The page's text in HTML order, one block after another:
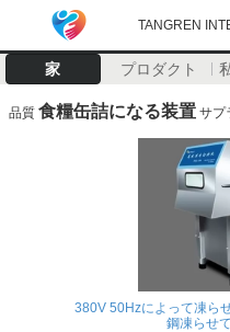
TANGREN
家 プロダクト
品質 食糧缶詰になる装置 サプ
380V 50Hzによって凍ら
鋼凍らせ